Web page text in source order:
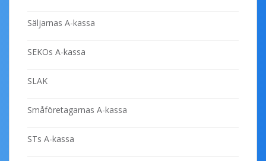
Säljarnas A-kassa
SEKOs A-kassa
SLAK
Småföretagarnas A-kassa
STs A-kassa